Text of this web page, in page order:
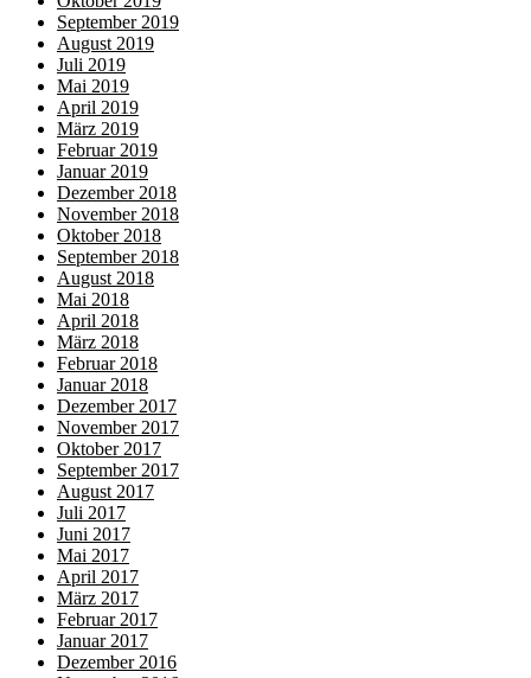
September 2019
August 2019
Juli 2019
Mai 2019
April 2019
März 2019
Februar 2019
Januar 2019
Dezember 2018
November 2018
Oktober 2018
September 2018
August 2018
Mai 2018
April 2018
März 2018
Februar 2018
Januar 2018
Dezember 2017
November 2017
Oktober 2017
September 2017
August 2017
Juli 2017
Juni 2017
Mai 2017
April 2017
März 2017
Februar 2017
Januar 2017
Dezember 2016